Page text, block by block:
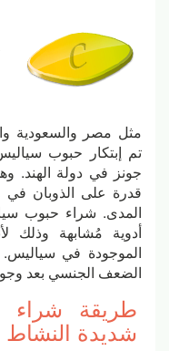
مثل مصر والسعودية
تم إبتكار حبوب
جونز في دولة الهند.
قدرة على الذوبان
المدى. شراء حبوب
أدوية مُشابهة وذلك
الموجودة في سياليس.
الضعف الجنسي بعد
طريقة شراء
شديدة النشاط